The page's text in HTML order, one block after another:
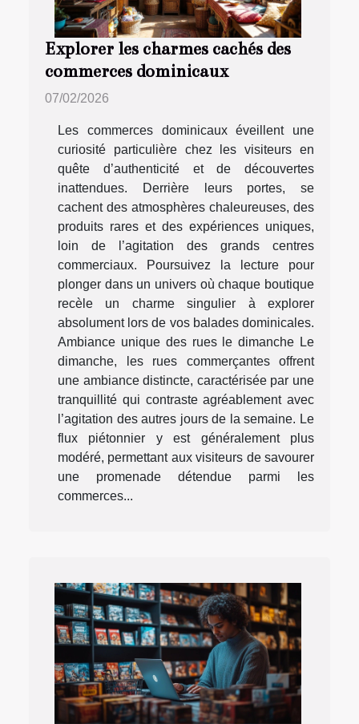
Explorer les charmes cachés des
commerces dominicaux
07/02/2026
Les commerces dominicaux éveillent une
curiosité particulière chez les visiteurs en
quête d’authenticité et de découvertes
inattendues. Derrière leurs portes, se
cachent des atmosphères chaleureuses, des
produits rares et des expériences uniques,
loin de l’agitation des grands centres
commerciaux. Poursuivez la lecture pour
plonger dans un univers où chaque boutique
recèle un charme singulier à explorer
absolument lors de vos balades dominicales.
Ambiance unique des rues le dimanche Le
dimanche, les rues commerçantes offrent
une ambiance distincte, caractérisée par une
tranquillité qui contraste agréablement avec
l’agitation des autres jours de la semaine. Le
flux piétonnier y est généralement plus
modéré, permettant aux visiteurs de savourer
une promenade détendue parmi les
commerces...